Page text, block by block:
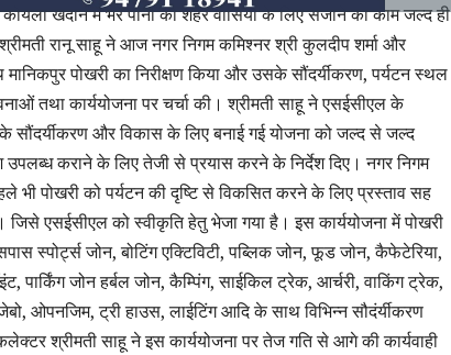
खदान में भरे पानी को शहर वासियों के लिए सजाने का काम जल्द ही
रानू साहू ने आज नगर निगम कमिश्नर श्री कुलदीप शर्मा और
पोखरी का निरीक्षण किया और उसके सौंदर्यीकरण, पर्यटन स्थल
तथा कार्ययोजना पर चर्चा की। श्रीमती साहू ने एसईसीएल के
के सौंदर्यीकरण और विकास के लिए बनाई गई योजना को जल्द से जल्द
कराने के लिए तेजी से प्रयास करने के निर्देश दिए। नगर निगम
भी पोखरी को पर्यटन की दृष्टि से विकसित करने के लिए प्रस्ताव सह
जिसे एसईसीएल को स्वीकृति हेतु भेजा गया है। इस कार्ययोजना में पोखरी
स्पोर्ट्स जोन, बोटिंग एक्टिविटी, पब्लिक जोन, फूड जोन, कैफेटेरिया,
पार्किंग जोन हर्बल जोन, कैम्पिंग, साईकिल ट्रेक, आर्चरी, वाकिंग ट्रेक,
ओपनजिम, ट्री हाउस, लाईटिंग आदि के साथ विभिन्न सौदंर्यीकरण
श्रीमती साहू ने इस कार्ययोजना पर तेज गति से आगे की कार्यवाही